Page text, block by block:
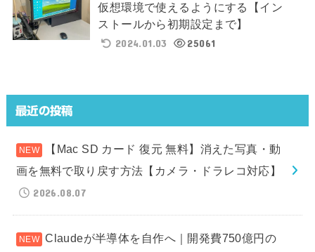
仮想環境で使えるようにする【イン
ストールから初期設定まで】
2024.01.03
25061
最近の投稿
【Mac SD カード 復元 無料】消えた写真・動
画を無料で取り戻す方法【カメラ・ドラレコ対応】
2026.08.07
Claudeが半導体を自作へ｜開発費750億円の